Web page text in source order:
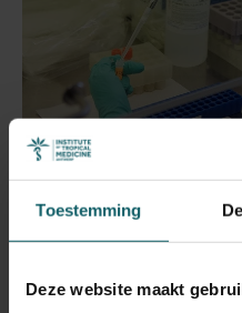
Toestemming
Deze website maakt
Onze steun
Tijdens de COVID-19-